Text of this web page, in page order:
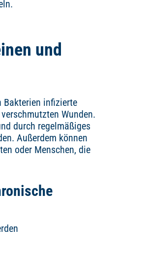
und
Bakterien infizierte
Wunden.
durch regelmäßiges
Außerdem können
oder Menschen, die